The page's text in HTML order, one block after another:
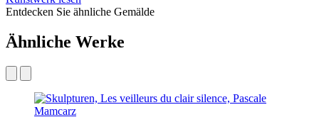
Entdecken Sie ähnliche Gemälde
Ähnliche Werke